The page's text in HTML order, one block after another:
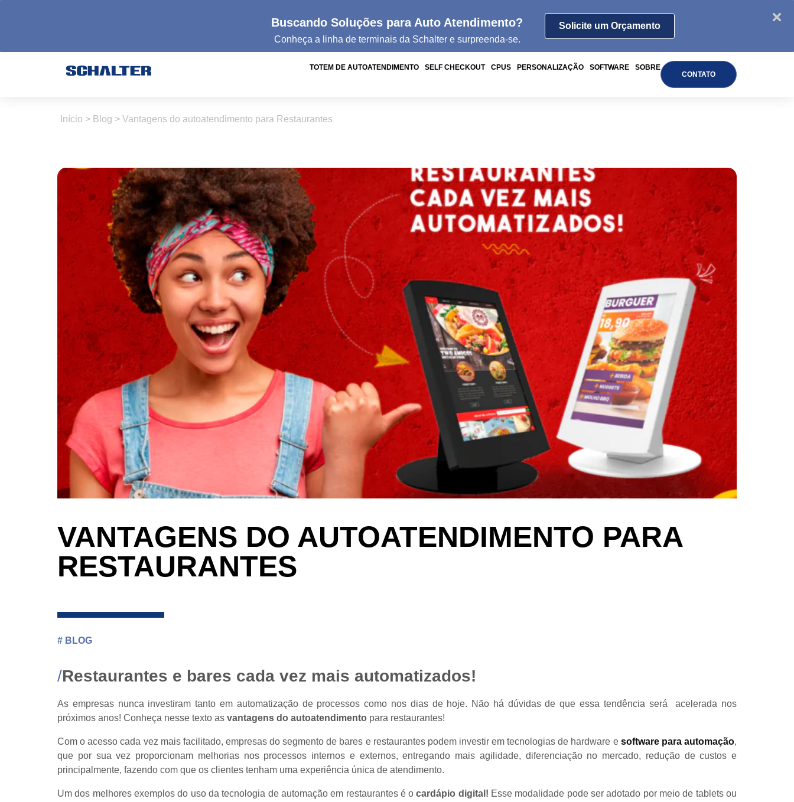
Buscando Soluções para Auto Atendimento?
Conheça a linha de terminais da Schalter e surpreenda-se.
Solicite um Orçamento
TOTEM DE AUTOATENDIMENTO SELF CHECKOUT CPUS PERSONALIZAÇÃO SOFTWARE
SOBRE
CONTATO
Início > Blog > Vantagens do autoatendimento para Restaurantes
VANTAGENS DO AUTOATENDIMENTO PARA
RESTAURANTES
# BLOG
Restaurantes e bares cada vez mais automatizados!
As empresas nunca investiram tanto em automatização de processos como nos dias de hoje. Não há dúvidas de que essa tendência será acelerada nos
próximos anos! Conheça nesse texto as vantagens do autoatendimento para restaurantes!
Com o acesso cada vez mais facilitado, empresas do segmento de bares e restaurantes podem investir em tecnologias de hardware e software para automação,
que por sua vez proporcionam melhorias nos processos internos e externos, entregando mais agilidade, diferenciação no mercado, redução de custos e
principalmente, fazendo com que os clientes tenham uma experiência única de atendimento.
Um dos melhores exemplos do uso da tecnologia de automação em restaurantes é ocardápio digital! Esse modalidade pode ser adotado por meio de tablets ou